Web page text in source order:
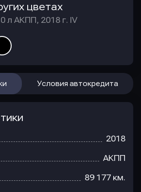
цветах
л АКПП, 2018 г. IV
Условия автокредита
2018
АКПП
89 177 км.